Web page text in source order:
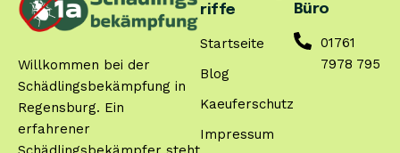
Willkommen bei der
Schädlingsbekämpfung in
Regensburg. Ein
erfahrener
riffe
Startseite
Blog
Kaeuferschutz
Impressum
Büro
01761
7978 795